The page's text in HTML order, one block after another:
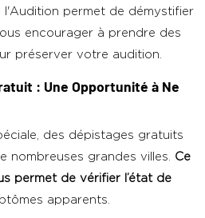
l'Audition permet de démystifier
encourager à prendre des
préserver votre audition.
: Une Opportunité à Ne
des dépistages gratuits
nombreuses grandes villes. Ce
permet de vérifier l’état de
apparents.